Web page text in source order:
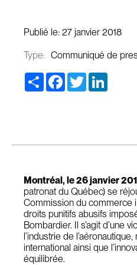
Publié le: 27 janvier 2018
Type: Communiqué de
Share Facebook
Twitter
Montréal, le 26 janvier
patronat du Québec) se
Commission du commerce
droits punitifs abusifs
Bombardier. Il s’agit d’une
l’industrie de
international ainsi que
équilibrée.